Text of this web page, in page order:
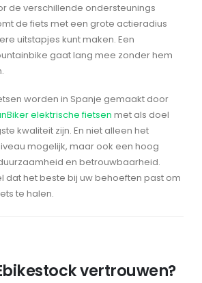
de verschillende ondersteunings
de fiets met een grote actieradius
uitstapjes kunt maken. Een
gaat lang mee zonder hem
worden in Spanje gemaakt door
elektrische fietsen met als doel
kwaliteit zijn. En niet alleen het
mogelijk, maar ook een hoog
en betrouwbaarheid.
dat het beste bij uw behoeften past om
te halen.
vertrouwen?